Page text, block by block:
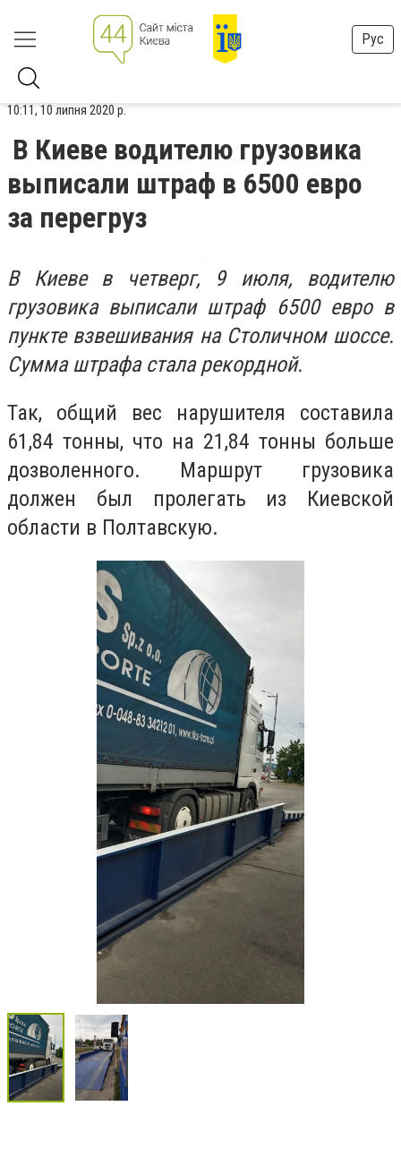
Рус
10:11, 10 липня 2020 р.
В Киеве водителю грузовика
выписали штраф в 6500 евро
за перегруз
В Киеве в четверг, 9 июля, водителю
грузовика выписали штраф 6500 евро в
пункте взвешивания на Столичном шоссе.
Сумма штрафа стала рекордной.
Так, общий вес нарушителя составила
61,84 тонны, что на 21,84 тонны больше
дозволенного. Маршрут грузовика
должен был пролегать из Киевской
области в Полтавскую.